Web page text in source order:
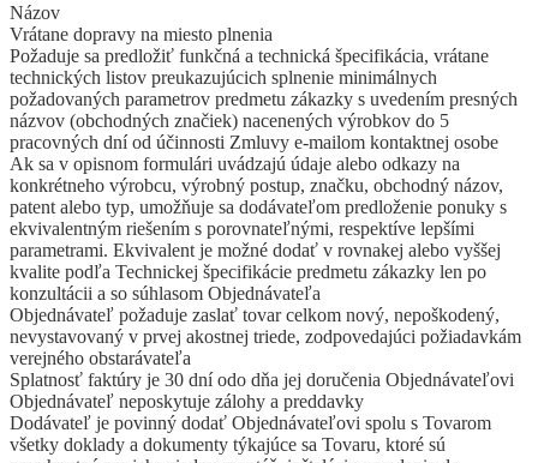
Názov
Vrátane dopravy na miesto plnenia
Požaduje sa predložiť funkčná a technická špecifikácia, vrátane
technických listov preukazujúcich splnenie minimálnych
požadovaných parametrov predmetu zákazky s uvedením presných
názvov (obchodných značiek) nacenených výrobkov do 5
pracovných dní od účinnosti Zmluvy e-mailom kontaktnej osobe
Ak sa v opisnom formulári uvádzajú údaje alebo odkazy na
konkrétneho výrobcu, výrobný postup, značku, obchodný názov,
patent alebo typ, umožňuje sa dodávateľom predloženie ponuky s
ekvivalentným riešením s porovnateľnými, respektíve lepšími
parametrami. Ekvivalent je možné dodať v rovnakej alebo vyššej
kvalite podľa Technickej špecifikácie predmetu zákazky len po
konzultácii a so súhlasom Objednávateľa
Objednávateľ požaduje zaslať tovar celkom nový, nepoškodený,
nevystavovaný v prvej akostnej triede, zodpovedajúci požiadavkám
verejného obstarávateľa
Splatnosť faktúry je 30 dní odo dňa jej doručenia Objednávateľovi
Objednávateľ neposkytuje zálohy a preddavky
Dodávateľ je povinný dodať Objednávateľovi spolu s Tovarom
všetky doklady a dokumenty týkajúce sa Tovaru, ktoré sú